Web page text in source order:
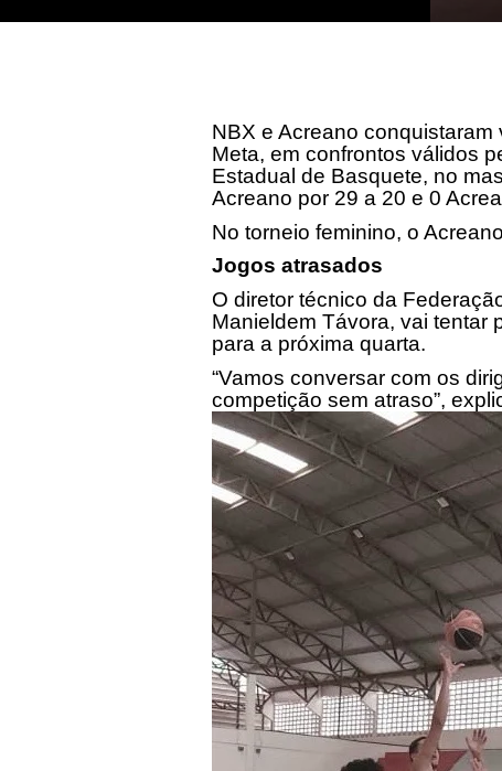
NBX e Acreano
Meta, em confrontos válidos
Estadual de Basquete, no
Acreano por 29 a 20 e 0
No torneio feminino, o
Jogos atrasados
O diretor técnico da
Manieldem Távora, vai tentar
para a próxima quarta.
“Vamos conversar com os
competição sem atraso”,